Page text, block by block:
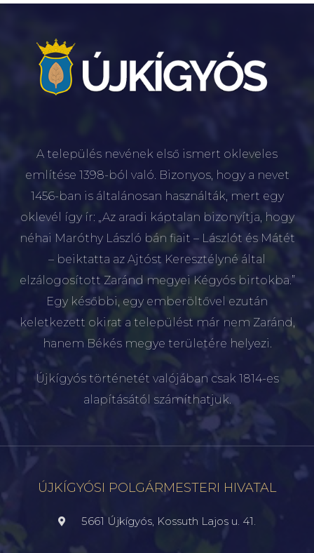
A település nevének első ismert okleveles
említése 1398-ból való. Bizonyos, hogy a nevet
1456-ban is általánosan használták, mert egy
oklevél így ír: „Az aradi káptalan bizonyítja, hogy
néhai Maróthy László bán fiait – Lászlót és Mátét
– beiktatta az Ajtóst Keresztélyné által
elzálogosított Zaránd megyei Kégyós birtokba.”
Egy későbbi, egy emberöltővel ezután
keletkezett okirat a települést már nem Zaránd,
hanem Békés megye területére helyezi.
Újkígyós történetét valójában csak 1814-es
alapításától számíthatjuk.
ÚJKÍGYÓSI POLGÁRMESTERI HIVATAL
5661 Újkígyós, Kossuth Lajos u. 41.